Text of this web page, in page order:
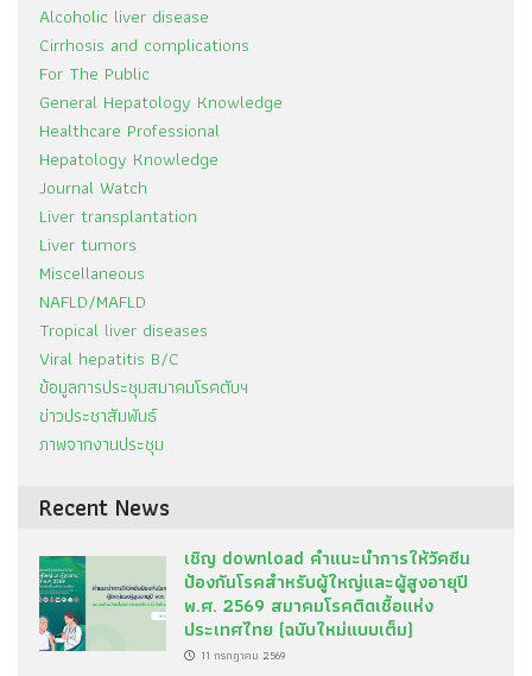
Alcoholic liver disease
Cirrhosis and complications
For The Public
General Hepatology Knowledge
Healthcare Professional
Hepatology Knowledge
Journal Watch
Liver transplantation
Liver tumors
Miscellaneous
NAFLD/MAFLD
Tropical liver diseases
Viral hepatitis B/C
ข้อมูลการประชุมสมาคมโรคตับฯ
ข่าวประชาสัมพันธ์
ภาพจากงานประชุม
Recent News
เชิญ download คำแนะนำการให้วัคซีน
ป้องกันโรคสำหรับผู้ใหญ่และผู้สูงอายุปี
พ.ศ. 2569 สมาคมโรคติดเชื้อแห่ง
ประเทศไทย (ฉบับใหม่แบบเต็ม)
11 กรกฎาคม 2569